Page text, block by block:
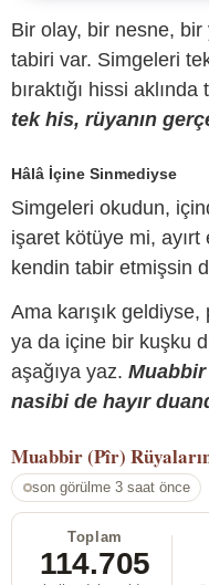
Bir olay, bir nesne, bir
tabiri var. Simgeleri
bıraktığı hissi aklında
tek his, rüyanın
Hâlâ İçine Sinmediyse
Simgeleri okudun,
işaret kötüye mi, ayırt
kendin tabir etmişsin
Ama karışık
ya da içine bir kuşku
aşağıya yaz.
nasibi de hayır
Muabbir (Pîr)
son görülme 3 saat önce
Toplam
114.705